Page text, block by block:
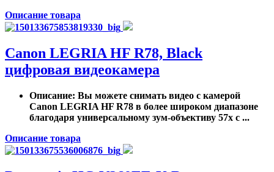
Описание товара
Canon LEGRIA HF R78, Black
цифровая видеокамера
Описание: Вы можете снимать видео с камерой
Canon LEGRIA HF R78 в более широком диапазоне
благодаря универсальному зум-объективу 57x с ...
Описание товара